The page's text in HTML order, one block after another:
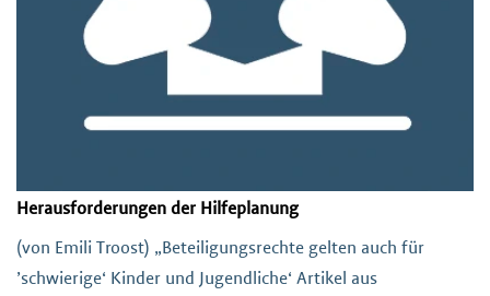
Herausforderungen der Hilfeplanung
(von Emili Troost) „Beteiligungsrechte gelten auch für
’schwierige‘ Kinder und Jugendliche‘ Artikel aus